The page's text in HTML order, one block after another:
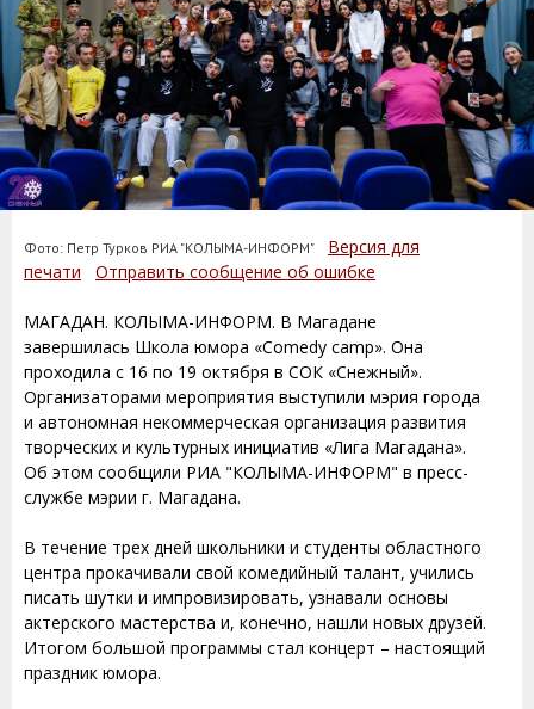
Фото: Петр Турков РИА "КОЛЫМА-ИНФОРМ" Версия для
печати
Отправить сообщение об ошибке
МАГАДАН. КОЛЫМА-ИНФОРМ. В Магадане
завершилась Школа юмора «Comedy camp». Она
проходила с 16 по 19 октября в СОК «Снежный».
Организаторами мероприятия выступили мэрия города
и автономная некоммерческая организация развития
творческих и культурных инициатив «Лига Магадана».
Об этом сообщили РИА "КОЛЫМА-ИНФОРМ" в пресс-
службе мэрии г. Магадана.
В течение трех дней школьники и студенты областного
центра прокачивали свой комедийный талант, учились
писать шутки и импровизировать, узнавали основы
актерского мастерства и, конечно, нашли новых друзей.
Итогом большой программы стал концерт – настоящий
праздник юмора.